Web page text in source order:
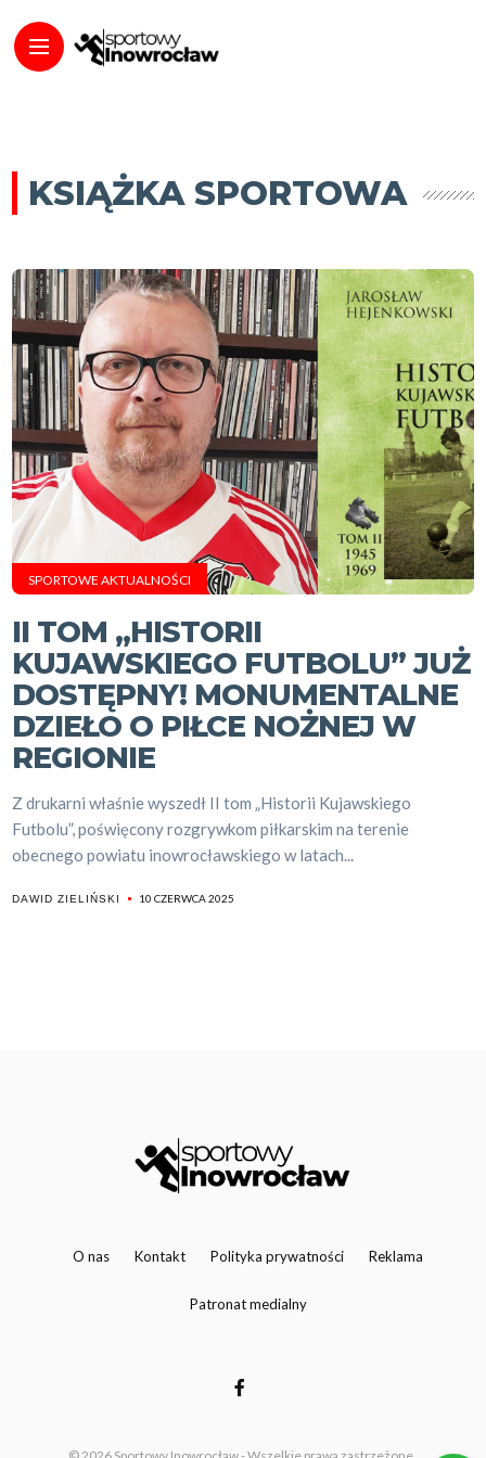
KSIĄŻKA SPORTOWA
SPORTOWE AKTUALNOŚCI
II TOM „HISTORII
KUJAWSKIEGO FUTBOLU” JUŻ
DOSTĘPNY! MONUMENTALNE
DZIEŁO O PIŁCE NOŻNEJ W
REGIONIE
Z drukarni właśnie wyszedł II tom „Historii Kujawskiego
Futbolu”, poświęcony rozgrywkom piłkarskim na terenie
obecnego powiatu inowrocławskiego w latach...
DAWID ZIELIŃSKI 10 CZERWCA 2025
O nas Kontakt Polityka prywatności Reklama
Patronat medialny